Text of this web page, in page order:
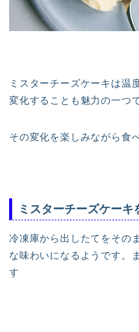
ミスターチーズケーキは温
変化することも魅力の一つ
その変化を楽しみながら食
ミスターチーズケーキ
冷凍庫から出したてをその
な味わいになるようです。
す